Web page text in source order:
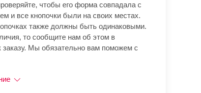
чтобы его форма совпадала с
и все кнопочки были на своих местах.
также должны быть одинаковыми.
то сообщите нам об этом в
заказу. Мы обязательно вам поможем с